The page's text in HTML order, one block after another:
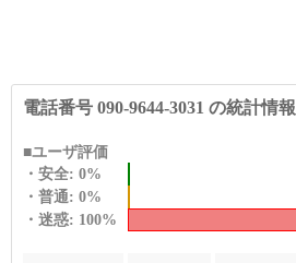
電話番号 090-9644-3031 の統計情報
■ユーザ評価
・安全: 0%
・普通: 0%
・迷惑: 100%